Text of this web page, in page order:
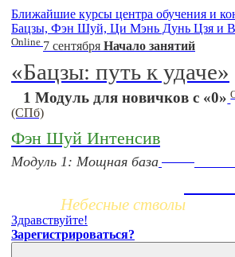
Ближайшие курсы центра обучения и
Бацзы, Фэн Шуй, Ци Мэнь Дунь Цзя и
Online 7 сентября Начало занятий
«Бацзы: путь к удаче»
1 Модуль для новичков с «0»
(СПб)
Фэн Шуй Интенсив
Модуль 1: Мощная база
Небесные стволы
Здравствуйте!
Зарегистрироваться?